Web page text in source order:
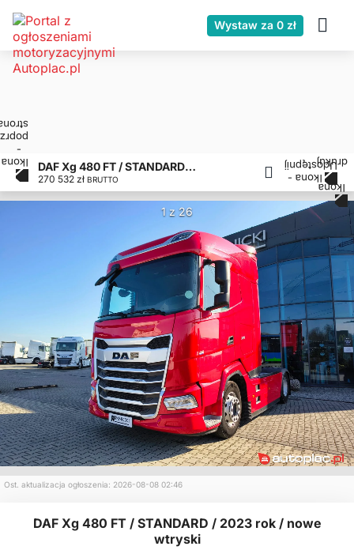
Wystaw za 0 zł
DAF Xg 480 FT / STANDARD / 2023 rok / nowe wtryski
270 532 zł BRUTTO
1 z 26
Ost. aktualizacja ogłoszenia: 2026-08-08 02:46
DAF Xg 480 FT / STANDARD / 2023 rok / nowe
wtryski